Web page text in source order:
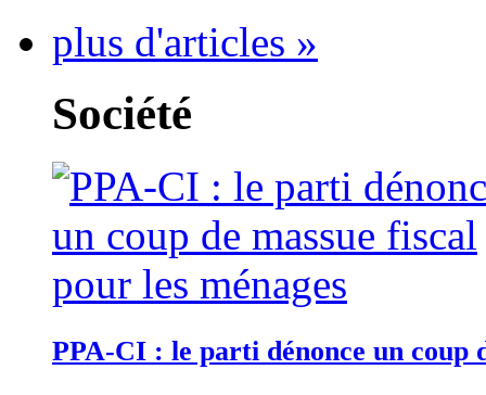
plus d'articles »
Société
PPA-CI : le parti dénonce un coup